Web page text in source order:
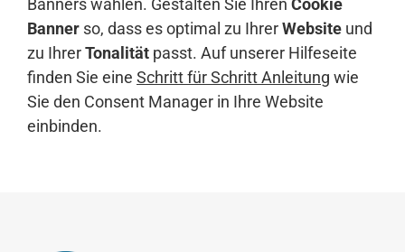
Banners wählen. Gestalten Sie Ihren Cookie
Banner so, dass es optimal zu IhrerWebsite und
zu IhrerTonalität passt. Auf unserer Hilfeseite
finden Sie eine Schritt für Schritt Anleitung wie
Sie den Consent Manager in Ihre Website
einbinden.